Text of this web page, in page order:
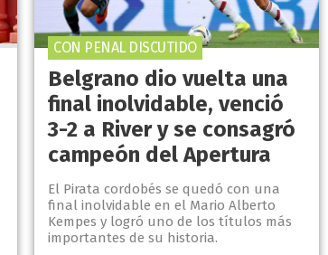
Belgrano dio vuelta una
final inolvidable, venció
3-2 a River y se consagró
campeón del Apertura
El Pirata cordobés se quedó con una
final inolvidable en el Mario Alberto
Kempes y logró uno de los títulos más
importantes de su historia.
CON PENAL DISCUTIDO